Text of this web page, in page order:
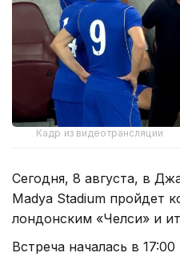
Кадр из видеотрансляции
Сегодня, 8 августа, в
Madya Stadium пройдет
лондонским «Челси» и
Встреча началась в